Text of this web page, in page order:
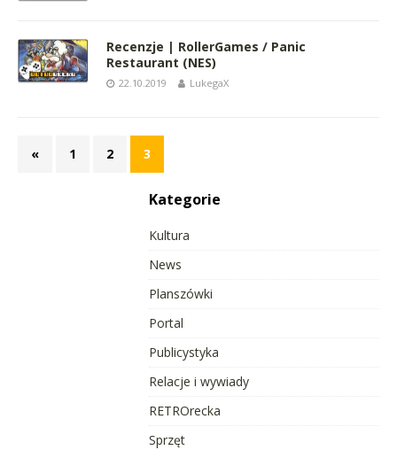
Recenzje | RollerGames / Panic
Restaurant (NES)
22.10.2019 LukegaX
« 1 2 3
Kategorie
Kultura
News
Planszówki
Portal
Publicystyka
Relacje i wywiady
RETROrecka
Sprzęt